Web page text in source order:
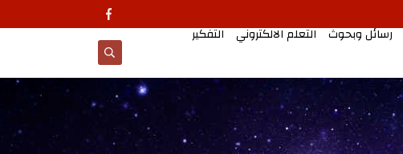
رسائل وبحوث التعلم الالكتروني التفكير